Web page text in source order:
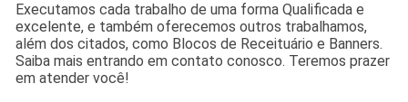
Executamos cada trabalho de uma forma Qualificada e
excelente, e também oferecemos outros trabalhamos,
além dos citados, como Blocos de Receituário e Banners.
Saiba mais entrando em contato conosco. Teremos prazer
em atender você!